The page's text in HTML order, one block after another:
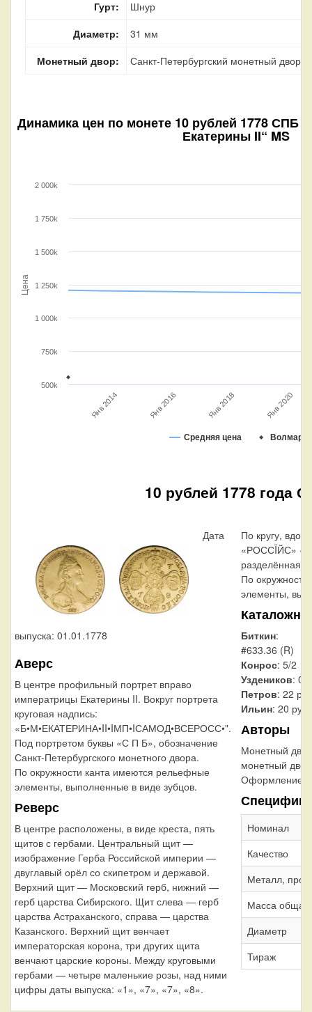
Гурт:
Шнур
Диаметр:
31 мм
Монетный двор:
Санкт-Петербургский монетный двор,
Динамика цен по монете 10 рублей 1778 СПБ
Екатерины II“ MS
Цена
Средняя цена Волмар
Янв 2014 Янв 2016 Янв 2018 Янв 2020
500k
750k
1 000k
1 250k
1 500k
1 750k
2 000k
10 рублей 1778 года
Дата
выпуска: 01.01.1778
Аверс
В центре профильный портрет вправо
императрицы Екатерины II. Вокруг портрета
круговая надпись:
«Б•М•ЕКАТЕРИНА•II•IМП•IСАМОД•ВСЕРОСС•".
Под портретом буквы «С П Б», обозначение
Санкт-Петербургского монетного двора.
По окружности канта имеются рельефные
элементы, выполненные в виде зубцов.
Реверс
В центре расположены, в виде креста, пять
щитов с гербами. Центральный щит —
изображение Герба Российской империи —
двуглавый орёл со скипетром и державой.
Верхний щит — Московский герб, нижний —
герб царства Сибирского. Щит слева — герб
царства Астраханского, справа — царства
Казанского. Верхний щит венчает
императорская корона, три других щита
венчают царские короны. Между круговыми
гербами — четыре маленькие розы, над ними
цифры даты выпуска: «1», «7», «7», «8».
По кругу,
«РОССÏЙС»
разделённая
По
элементы,
Биткин:
#633.36 (R)
Конрос: 5/2
Уздеников:
Петров: 22
Ильин: 20
Авторы
Монетный
монетный двор
Оформление
Номинал
Качество
Металл,
Масса общая
Диаметр
Тираж